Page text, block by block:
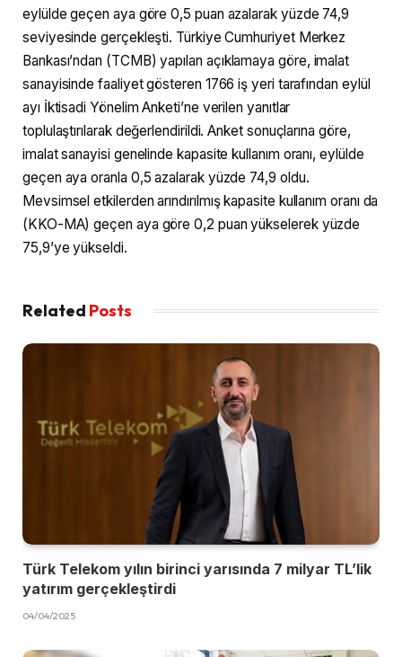
eylülde geçen aya göre 0,5 puan azalarak yüzde 74,9
seviyesinde gerçekleşti. Türkiye Cumhuriyet Merkez
Bankası’ndan (TCMB) yapılan açıklamaya göre, imalat
sanayisinde faaliyet gösteren 1766 iş yeri tarafından eylül
ayı İktisadi Yönelim Anketi’ne verilen yanıtlar
toplulaştırılarak değerlendirildi. Anket sonuçlarına göre,
imalat sanayisi genelinde kapasite kullanım oranı, eylülde
geçen aya oranla 0,5 azalarak yüzde 74,9 oldu.
Mevsimsel etkilerden arındırılmış kapasite kullanım oranı da
(KKO-MA) geçen aya göre 0,2 puan yükselerek yüzde
75,9’ye yükseldi.
Related Posts
Türk Telekom yılın birinci yarısında 7 milyar TL’lik
yatırım gerçekleştirdi
04/04/2025